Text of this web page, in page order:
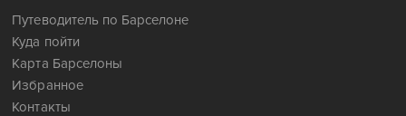
Путеводитель по Барселоне
Куда пойти
Карта Барселоны
Избранное
Контакты